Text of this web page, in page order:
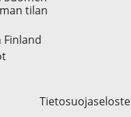
tilan
Finland
Tietosuojaseloste